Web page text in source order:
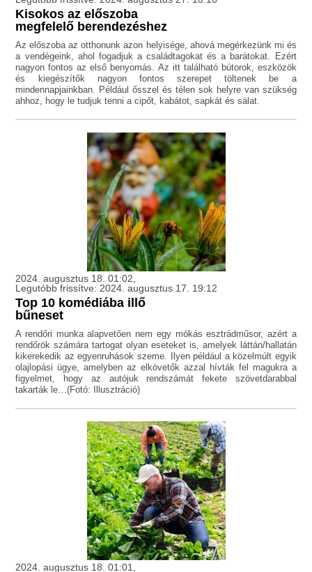
Kisokos az előszoba
megfelelő berendezéshez
Az előszoba az otthonunk azon helyisége, ahová megérkezünk mi és
a vendégeink, ahol fogadjuk a családtagokat és a barátokat. Ezért
nagyon fontos az első benyomás. Az itt található bútorok, eszközök
és kiegészítők nagyon fontos szerepet töltenek be a
mindennapjainkban. Például ősszel és télen sok helyre van szükség
ahhoz, hogy le tudjuk tenni a cipőt, kabátot, sapkát és sálat.
2024. augusztus 18. 01:02,
Legutóbb frissítve: 2024. augusztus 17. 19:12
Top 10 komédiába illő
bűneset
A rendőri munka alapvetően nem egy mókás esztrádműsor, azért a
rendőrök számára tartogat olyan eseteket is, amelyek láttán/hallatán
kikerekedik az egyenruhások szeme. Ilyen például a közelmúlt egyik
olajlopási ügye, amelyben az elkövetők azzal hívták fel magukra a
figyelmet, hogy az autójuk rendszámát fekete szövetdarabbal
takarták le…(Fotó: Illusztráció)
2024. augusztus 18. 01:01,